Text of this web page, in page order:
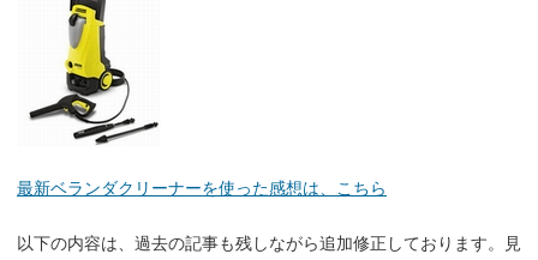
最新ベランダクリーナーを使った感想は、こちら
以下の内容は、過去の記事も残しながら追加修正しております。見